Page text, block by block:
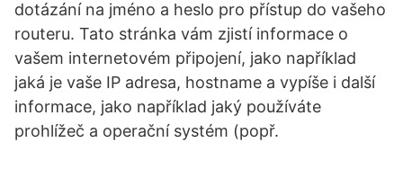
dotázání na jméno a heslo pro přístup do vašeho
routeru. Tato stránka vám zjistí informace o
vašem internetovém připojení, jako například
jaká je vaše IP adresa, hostname a vypíše i další
informace, jako například jaký používáte
prohlížeč a operační systém (popř.